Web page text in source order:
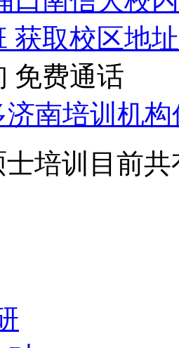
获取校区地址
免费通话
济南培训机构
士培训目前